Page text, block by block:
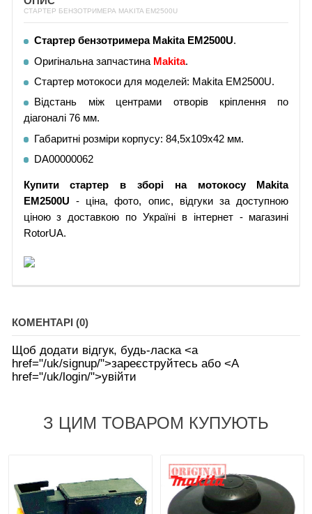
СТАРТЕР БЕНЗОТРИМЕРА MAKITA EM2500U
Стартер бензотримера Makita EM2500U.
Оригінальна запчастина Makita.
Стартер мотокоси для моделей: Makita EM2500U.
Відстань між центрами отворів кріплення по
діагоналі 76 мм.
Габаритні розміри корпусу: 84,5х109х42 мм.
DA00000062
Купитистартер в зборі на мотокосу Makita
EM2500U - ціна, фото, опис, відгуки за доступною
ціною з доставкою по Україні в інтернет - магазині
RotorUA.
КОМЕНТАРІ (0)
Щоб додати відгук, будь-ласка <а
href="/uk/signup/">зареєструйтесь або <А
href="/uk/login/">увійти
З ЦИМ ТОВАРОМ КУПУЮТЬ